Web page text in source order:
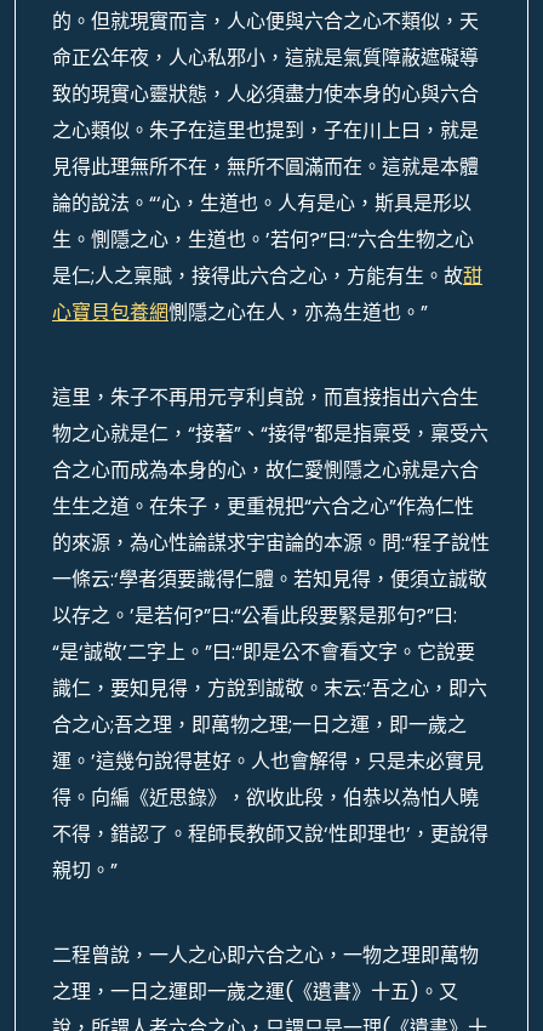
的。但就現實而言，人心便與六合之心不類似，天
命正公年夜，人心私邪小，這就是氣質障蔽遮礙導
致的現實心靈狀態，人必須盡力使本身的心與六合
之心類似。朱子在這里也提到，子在川上曰，就是
見得此理無所不在，無所不圓滿而在。這就是本體
論的說法。“‘心，生道也。人有是心，斯具是形以
生。惻隱之心，生道也。’若何?”曰:“六合生物之心
是仁;人之稟賦，接得此六合之心，方能有生。故甜
心寶貝包養網惻隱之心在人，亦為生道也。”
這里，朱子不再用元亨利貞說，而直接指出六合生
物之心就是仁，“接著”、“接得”都是指稟受，稟受六
合之心而成為本身的心，故仁愛惻隱之心就是六合
生生之道。在朱子，更重視把“六合之心”作為仁性
的來源，為心性論謀求宇宙論的本源。問:“程子說性
一條云:‘學者須要識得仁體。若知見得，便須立誠敬
以存之。’是若何?”曰:“公看此段要緊是那句?”曰:
“是‘誠敬’二字上。”曰:“即是公不會看文字。它說要
識仁，要知見得，方說到誠敬。末云:‘吾之心，即六
合之心;吾之理，即萬物之理;一日之運，即一歲之
運。’這幾句說得甚好。人也會解得，只是未必實見
得。向編《近思錄》，欲收此段，伯恭以為怕人曉
不得，錯認了。程師長教師又說‘性即理也’，更說得
親切。”
二程曾說，一人之心即六合之心，一物之理即萬物
之理，一日之運即一歲之運(《遺書》十五)。又